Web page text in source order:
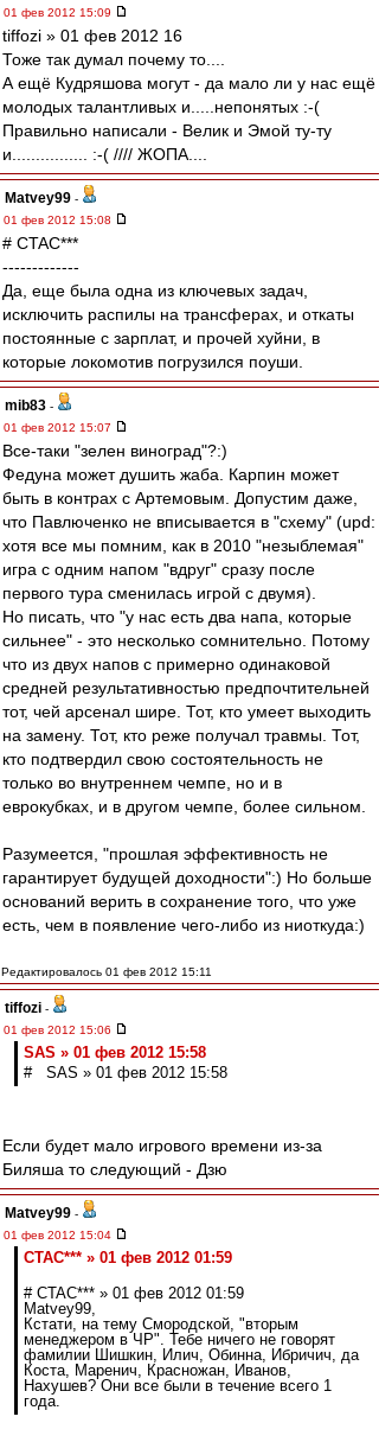
01 фев 2012 15:09
tiffozi » 01 фев 2012 16
Тоже так думал почему то....
А ещё Кудряшова могут - да мало ли у нас ещё
молодых талантливых и.....непонятых :-(
Правильно написали - Велик и Эмой ту-ту
и................ :-( //// ЖОПА....
Matvey99 -
01 фев 2012 15:08
# CTAC***
-------------
Да, еще была одна из ключевых задач,
исключить распилы на трансферах, и откаты
постоянные с зарплат, и прочей хуйни, в
которые локомотив погрузился поуши.
mib83 -
01 фев 2012 15:07
Все-таки "зелен виноград"?:)
Федуна может душить жаба. Карпин может
быть в контрах с Артемовым. Допустим даже,
что Павлюченко не вписывается в "схему" (upd:
хотя все мы помним, как в 2010 "незыблемая"
игра с одним напом "вдруг" сразу после
первого тура сменилась игрой с двумя).
Но писать, что "у нас есть два напа, которые
сильнее" - это несколько сомнительно. Потому
что из двух напов с примерно одинаковой
средней результативностью предпочтительней
тот, чей арсенал шире. Тот, кто умеет выходить
на замену. Тот, кто реже получал травмы. Тот,
кто подтвердил свою состоятельность не
только во внутреннем чемпе, но и в
еврокубках, и в другом чемпе, более сильном.
Разумеется, "прошлая эффективность не
гарантирует будущей доходности":) Но больше
оснований верить в сохранение того, что уже
есть, чем в появление чего-либо из ниоткуда:)
Редактировалось 01 фев 2012 15:11
tiffozi -
01 фев 2012 15:06
SAS » 01 фев 2012 15:58
# SAS » 01 фев 2012 15:58
Если будет мало игрового времени из-за
Биляша то следующий - Дзю
Matvey99 -
01 фев 2012 15:04
CTAC*** » 01 фев 2012 01:59
# CTAC*** » 01 фев 2012 01:59
Matvey99,
Кстати, на тему Смородской, "вторым
менеджером в ЧР". Тебе ничего не говорят
фамилии Шишкин, Илич, Обинна, Ибричич, да
Коста, Маренич, Красножан, Иванов,
Нахушев? Они все были в течение всего 1
года.